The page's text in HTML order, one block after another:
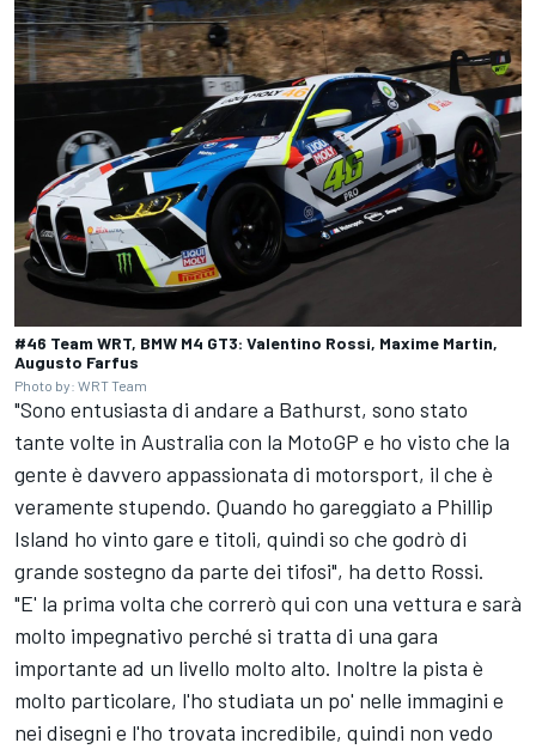
#46 Team WRT, BMW M4 GT3: Valentino Rossi, Maxime Martin,
Augusto Farfus
Photo by: WRT Team
"Sono entusiasta di andare a Bathurst, sono stato
tante volte in Australia con la MotoGP e ho visto che la
gente è davvero appassionata di motorsport, il che è
veramente stupendo. Quando ho gareggiato a Phillip
Island ho vinto gare e titoli, quindi so che godrò di
grande sostegno da parte dei tifosi", ha detto Rossi.
"E' la prima volta che correrò qui con una vettura e sarà
molto impegnativo perché si tratta di una gara
importante ad un livello molto alto. Inoltre la pista è
molto particolare, l'ho studiata un po' nelle immagini e
nei disegni e l'ho trovata incredibile, quindi non vedo